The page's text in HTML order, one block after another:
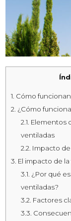
1. Cómo
2. ¿Cómo
2.1. Elementos
ventiladas
2.2. Impacto
3. El impacto de
3.1. ¿Por qué
ventiladas?
3.2. Factores
3.3.